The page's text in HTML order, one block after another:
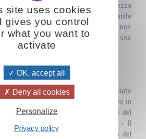
non è un’assenza, ma una pienezza
che provano gli esseri uniti da un grande
qualcosa di talmente profondo che non
con gesti o parole. Il silenzio è una
Realizzare il silenzio interiore - Lasciate
dalla porta - Un esercizio: mangiare in
serbatoio di energie - Gli abitatori del
condizione del silenzio interiore - Il
indispensabile al pensiero - Ricerca del
site uses cookies
gives you control
what you want to
activate
OK, accept all
Deny all cookies
Personalize
Privacy policy